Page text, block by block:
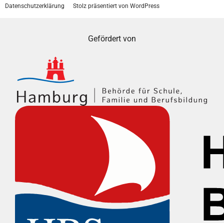
Datenschutzerklärung Stolz präsentiert von WordPress
Gefördert von